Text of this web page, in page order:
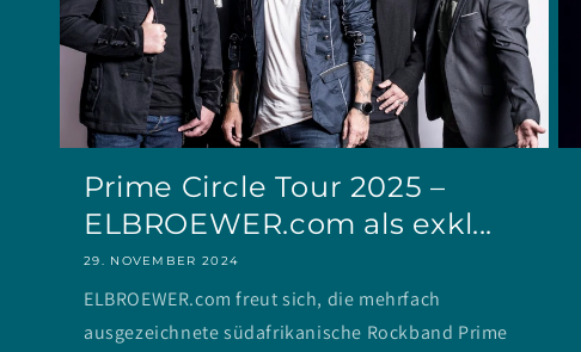
Prime Circle Tour 2025 –
ELBROEWER.com als exkl...
29. NOVEMBER 2024
ELBROEWER.com freut sich, die mehrfach
ausgezeichnete südafrikanische Rockband Prime